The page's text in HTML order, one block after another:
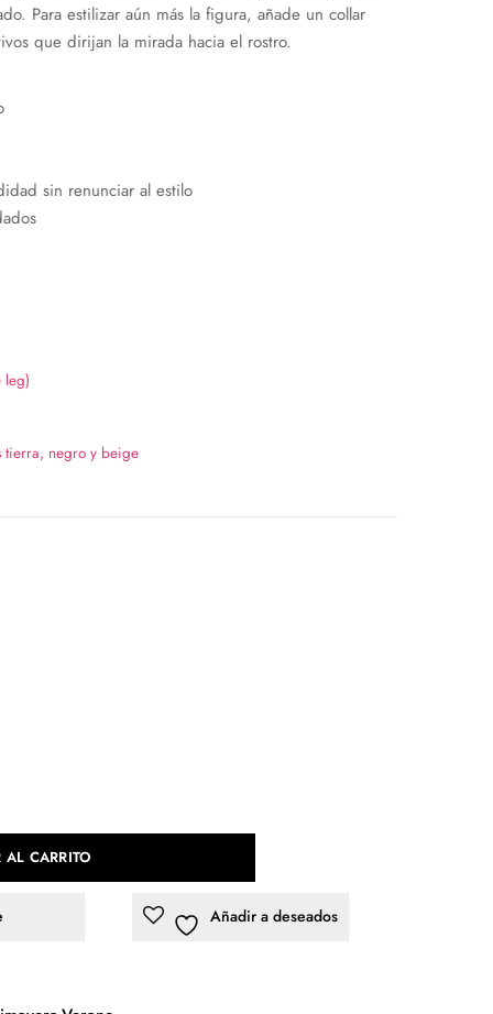
Para estilizar aún más la figura, añade un collar
que dirijan la mirada hacia el rostro.
sin renunciar al estilo
leg)
tierra, negro y beige
CARRITO
Añadir a deseados